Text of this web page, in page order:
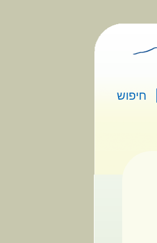
חיפוש